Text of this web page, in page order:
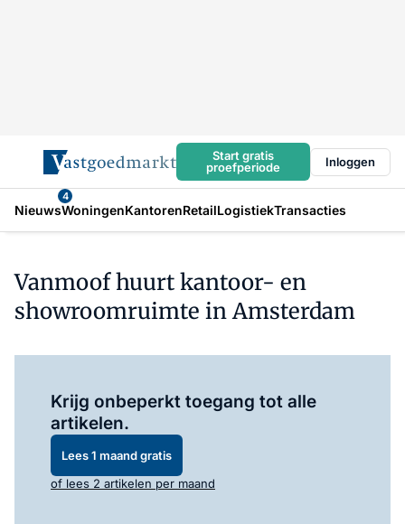
Start gratis
proefperiode
Inloggen
Nieuws
4
WoningenKantorenRetailLogistiekTransacties
Vanmoof huurt kantoor- en
showroomruimte in Amsterdam
Krijg onbeperkt toegang tot alle
artikelen.
Lees 1 maand gratis
of lees 2 artikelen per maand